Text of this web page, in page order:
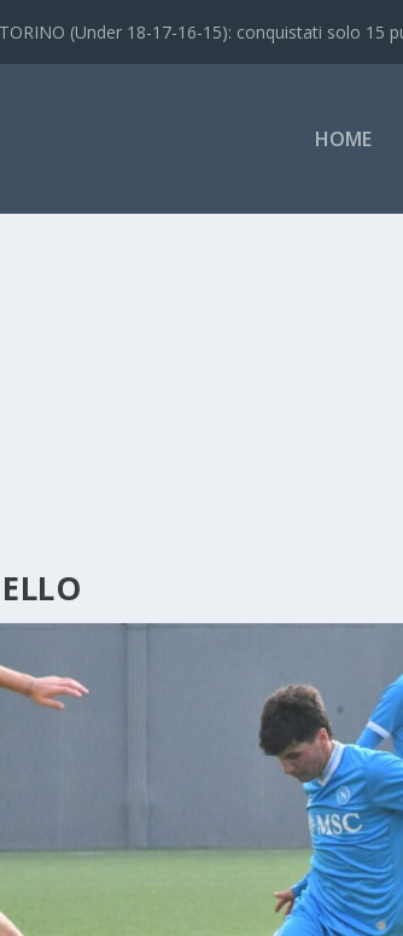
TORINO (Under 18-17-16-15): conquistati solo 15
HOME